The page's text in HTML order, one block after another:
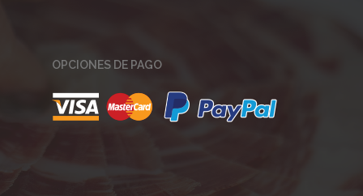
OPCIONES DE PAGO